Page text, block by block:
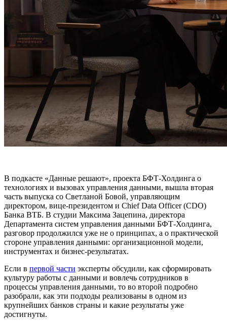
В подкасте «Данные решают», проекта БФТ-Холдинга о
технологиях и вызовах управления данными, вышла вторая
часть выпуска со Светланой Бовой, управляющим
директором, вице-президентом и Chief Data Officer (CDO)
Банка ВТБ. В студии Максима Зацепина, директора
Департамента систем управления данными БФТ-Холдинга,
разговор продолжился уже не о принципах, а о практической
стороне управления данными: организационной модели,
инструментах и бизнес-результатах.
Если в первой части эксперты обсудили, как сформировать
культуру работы с данными и вовлечь сотрудников в
процессы управления данными, то во второй подробно
разобрали, как эти подходы реализованы в одном из
крупнейших банков страны и какие результаты уже
достигнуты.